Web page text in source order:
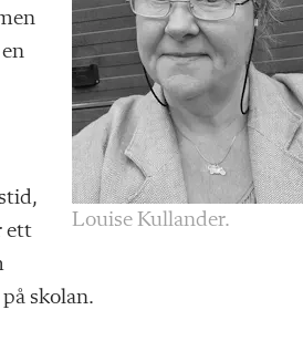
Louise Kullander.
ett
skolan.